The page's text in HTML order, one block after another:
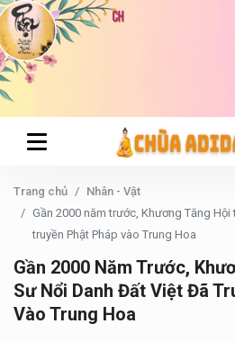
Trang chủ
Nhân - Vật
Gần 2000 năm trước, Khương Tăng
truyền Phật Pháp vào Trung Hoa
Gần 2000 Năm Trước,
Sư Nổi Danh Đất Việt Đã
Vào Trung Hoa